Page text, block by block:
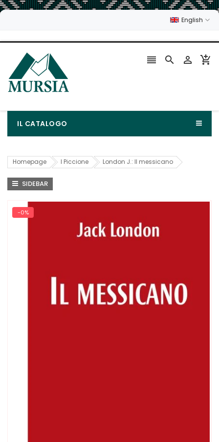
English
   
IL CATALOGO
Homepage I Piccione London J.: Il messicano
SIDEBAR
-0%